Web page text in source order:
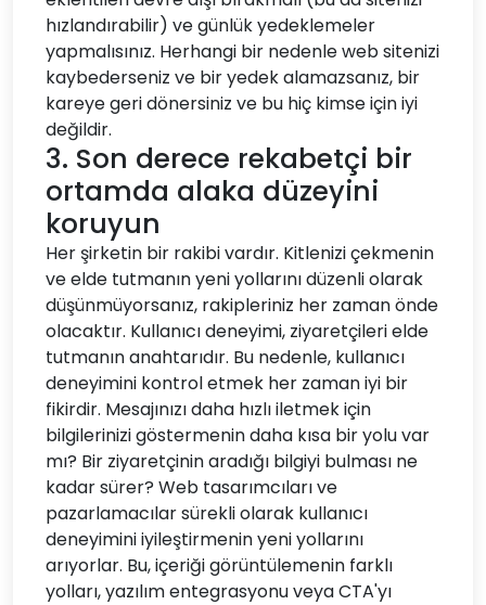
hızlandırabilir) ve günlük yedeklemeler
yapmalısınız. Herhangi bir nedenle web sitenizi
kaybederseniz ve bir yedek alamazsanız, bir
kareye geri dönersiniz ve bu hiç kimse için iyi
değildir.
3. Son derece rekabetçi bir
ortamda alaka düzeyini
koruyun
Her şirketin bir rakibi vardır. Kitlenizi çekmenin
ve elde tutmanın yeni yollarını düzenli olarak
düşünmüyorsanız, rakipleriniz her zaman önde
olacaktır. Kullanıcı deneyimi, ziyaretçileri elde
tutmanın anahtarıdır. Bu nedenle, kullanıcı
deneyimini kontrol etmek her zaman iyi bir
fikirdir. Mesajınızı daha hızlı iletmek için
bilgilerinizi göstermenin daha kısa bir yolu var
mı? Bir ziyaretçinin aradığı bilgiyi bulması ne
kadar sürer? Web tasarımcıları ve
pazarlamacılar sürekli olarak kullanıcı
deneyimini iyileştirmenin yeni yollarını
arıyorlar. Bu, içeriği görüntülemenin farklı
yolları, yazılım entegrasyonu veya CTA'yı